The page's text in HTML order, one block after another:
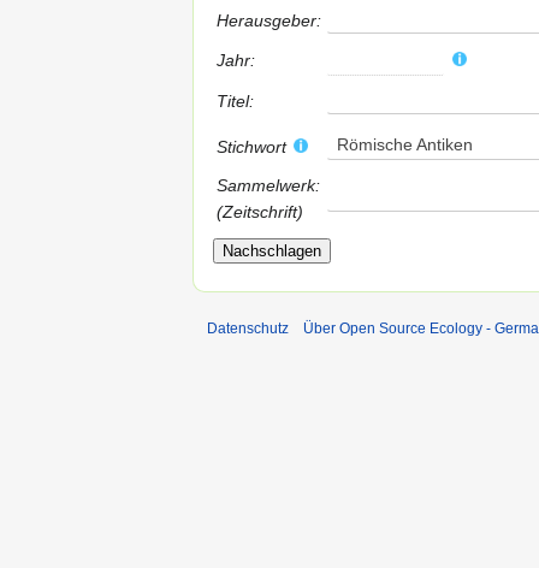
Herausgeber:
Jahr:
Titel:
Stichwort Römische Antiken
Sammelwerk:
(Zeitschrift)
Datenschutz Über Open Source Ecology -